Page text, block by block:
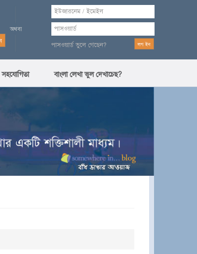
পাসওয়ার্ড ভুলে গেছেন?
সহযোগিতা বাংলা লেখা ভুল দেখাচেছ?